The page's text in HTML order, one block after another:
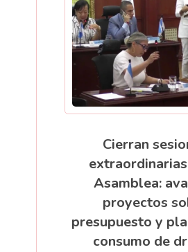
Cierran
Asamblea:
proyectos
presupuesto y
consumo de